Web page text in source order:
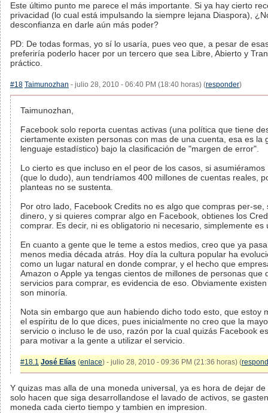
Este último punto me parece el más importante. Si ya hay cierto
privacidad (lo cual está impulsando la siempre lejana Diaspora),
desconfianza en darle aún más poder?
PD: De todas formas, yo sí lo usaría, pues veo que, a pesar de
preferiría poderlo hacer por un tercero que sea Libre, Abierto y
práctico.
#18 Taimunozhan - julio 28, 2010 - 06:40 PM (18:40 horas) (responder)
Taimunozhan,
Facebook solo reporta cuentas activas (una política que tiene
ciertamente existen personas con mas de una cuenta, esa es la
lenguaje estadístico) bajo la clasificación de "margen de error".
Lo cierto es que incluso en el peor de los casos, si
(que lo dudo), aun tendríamos 400 millones de cuentas reales,
planteas no se sustenta.
Por otro lado, Facebook Credits no es algo que compras per-
dinero, y si quieres comprar algo en Facebook, obtienes los
comprar. Es decir, ni es obligatorio ni necesario, simplemente es
En cuanto a gente que le teme a estos medios, creo que ya
menos media década atrás. Hoy día la cultura popular ha
como un lugar natural en donde comprar, y el hecho que
Amazon o Apple ya tengas cientos de millones de personas que
servicios para comprar, es evidencia de eso. Obviamente
son minoría.
Nota sin embargo que aun habiendo dicho todo esto, que estoy
el espíritu de lo que dices, pues inicialmente no creo que la
servicio o incluso le de uso, razón por la cual quizás Facebook
para motivar a la gente a utilizar el servicio.
#18.1 José Elías (enlace) - julio 28, 2010 - 09:36 PM (21:36 horas) (
Y quizas mas alla de una moneda universal, ya es hora de dejar
solo hacen que siga desarrollandose el lavado de activos, se
moneda cada cierto tiempo y tambien en impresion.